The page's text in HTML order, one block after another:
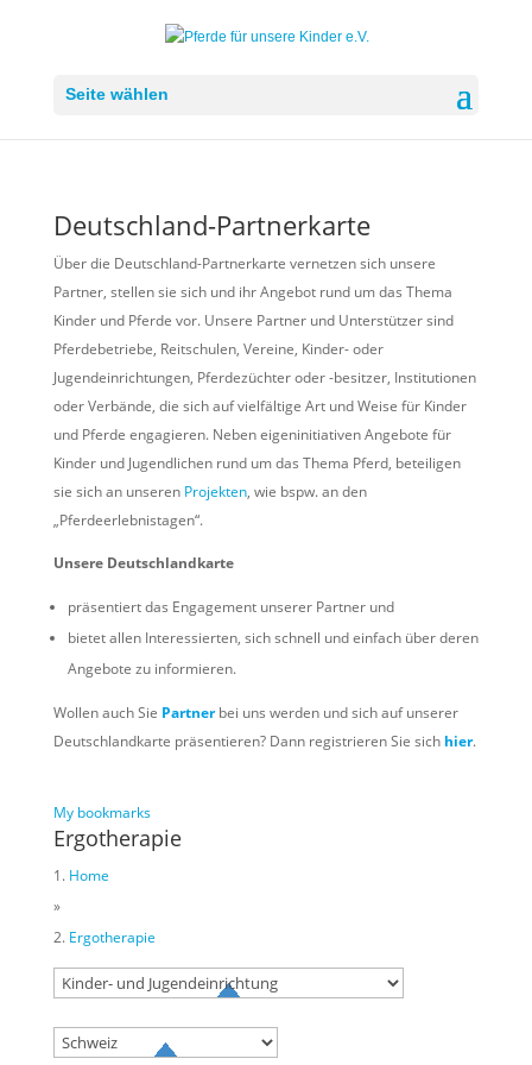
Seite wählen
Deutschland-Partnerkarte
Über die Deutschland-Partnerkarte vernetzen sich unsere
Partner, stellen sie sich und ihr Angebot rund um das Thema
Kinder und Pferde vor. Unsere Partner und Unterstützer sind
Pferdebetriebe, Reitschulen, Vereine, Kinder- oder
Jugendeinrichtungen, Pferdezüchter oder -besitzer, Institutionen
oder Verbände, die sich auf vielfältige Art und Weise für Kinder
und Pferde engagieren. Neben eigeninitiativen Angebote für
Kinder und Jugendlichen rund um das Thema Pferd, beteiligen
sie sich an unseren Projekten, wie bspw. an den
„Pferdeerlebnistagen“.
Unsere Deutschlandkarte
präsentiert das Engagement unserer Partner und
bietet allen Interessierten, sich schnell und einfach über deren
Angebote zu informieren.
Wollen auch Sie Partnerbei uns werden und sich auf unserer
Deutschlandkarte präsentieren? Dann registrieren Sie sich hier.
My bookmarks
Ergotherapie
Home
»
Ergotherapie